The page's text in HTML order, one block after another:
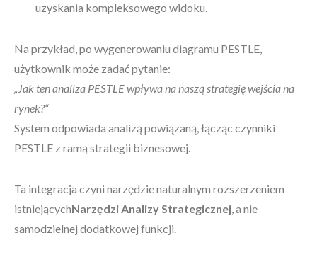
uzyskania kompleksowego widoku.
Na przykład, po wygenerowaniu diagramu PESTLE,
użytkownik może zadać pytanie:
„Jak ten analiza PESTLE wpływa na naszą strategię wejścia na
rynek?“
System odpowiada analizą powiązaną, łącząc czynniki
PESTLE z ramą strategii biznesowej.
Ta integracja czyni narzędzie naturalnym rozszerzeniem
istniejącychNarzędzi Analizy Strategicznej, a nie
samodzielnej dodatkowej funkcji.